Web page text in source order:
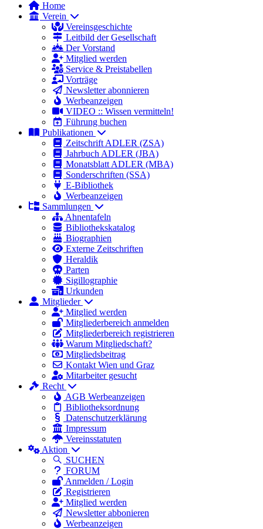
Home
Verein
Vereinsgeschichte
Leitbild der Gesellschaft
Der Vorstand
Mitglied werden
Service & Preistabellen
Vorträge
Newsletter abonnieren
Werbeanzeigen
VIDEO :: Wissen vermitteln!
Führung buchen
Publikationen
Zeitschrift ADLER (ZSA)
Jahrbuch ADLER (JBA)
Monatsblatt ADLER (MBA)
Sonderschriften (SSA)
E-Bibliothek
Werbeanzeigen
Sammlungen
Ahnentafeln
Bibliothekskatalog
Biographien
Externe Zeitschriften
Heraldik
Parten
Sigillographie
Urkunden
Mitglieder
Mitglied werden
Mitgliederbereich anmelden
Mitgliederbereich registrieren
Warum Mitgliedschaft?
Mitgliedsbeitrag
Kontakt Wien und Graz
Mitarbeiter gesucht
Recht
AGB Werbeanzeigen
Bibliotheksordnung
Datenschutzerklärung
Impressum
Vereinsstatuten
Aktion
SUCHEN
FORUM
Anmelden / Login
Registrieren
Mitglied werden
Newsletter abbonieren
Werbeanzeigen